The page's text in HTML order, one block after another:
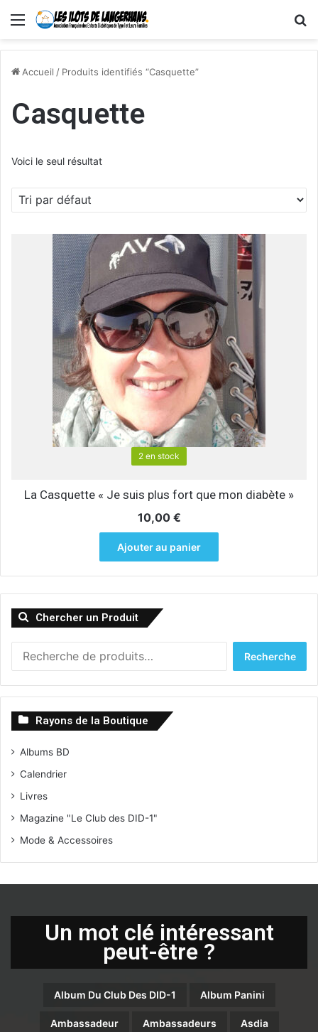
Menu
Accueil / Produits identifiés “Casquette”
Casquette
Voici le seul résultat
2 en stock
La Casquette « Je suis plus fort que mon diabète »
10,00 €
Ajouter au panier
Chercher un Produit
h
o
u
Recherche
Rayons de la Boutique
Albums BD
Calendrier
Livres
Magazine "Le Club des DID-1"
Mode & Accessoires
Un mot clé intéressant
peut-être ?
Album Du Club Des DID-1 Album Panini
Ambassadeur Ambassadeurs Asdia